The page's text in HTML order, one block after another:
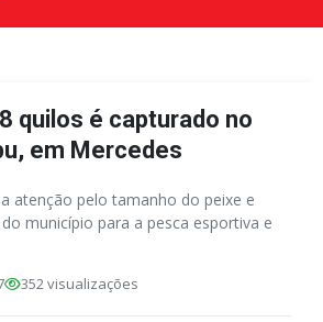
quilos é capturado no
em Mercedes
atenção pelo tamanho do peixe e
município para a pesca esportiva e
352 visualizações